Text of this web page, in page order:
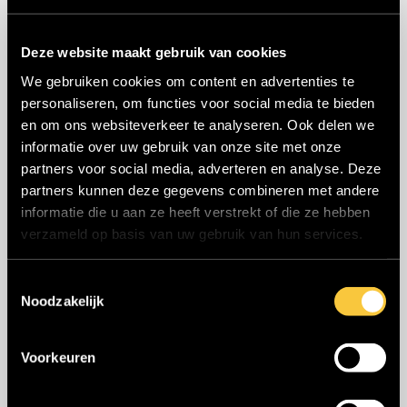
Deze website maakt gebruik van cookies
We gebruiken cookies om content en advertenties te
personaliseren, om functies voor social media te bieden
en om ons websiteverkeer te analyseren. Ook delen we
informatie over uw gebruik van onze site met onze
partners voor social media, adverteren en analyse. Deze
partners kunnen deze gegevens combineren met andere
informatie die u aan ze heeft verstrekt of die ze hebben
verzameld op basis van uw gebruik van hun services.
Noodzakelijk
Voorkeuren
Verhalen van swappers
Verhuurder Updates
Kies
taal
Bullswap Manage: huur eenvoudig
uit je eigen machinepark
29 april 2024 |